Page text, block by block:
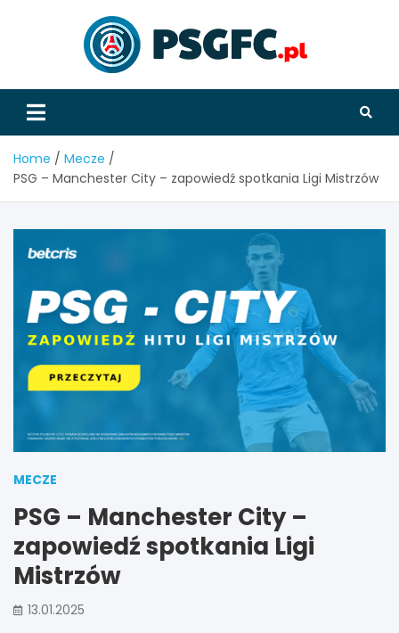
Home
Mecze
PSG – Manchester City – zapowiedź spotkania Ligi Mistrzów
MECZE
PSG – Manchester City –
zapowiedź spotkania Ligi
Mistrzów
13.01.2025